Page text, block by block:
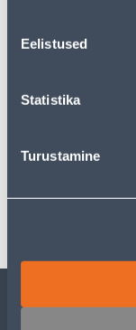
Eelistused
Statistika
Turustamine
Описание
Спецификация